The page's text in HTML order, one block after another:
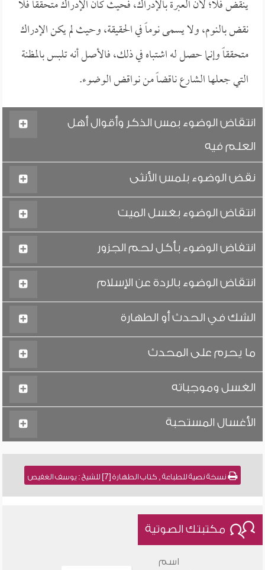
ينقض فلا؛ لأن العبرة بالإدراك، فحيث كان الإدراك متحققاً فلا
نقض بالنوم، ولا يسمى نوماً في الحقيقة، وحيث لم يكن الإدراك
متحققاً وإنما حصل له اشتباه في ذلك، فالأصل أنه تلبس بالمظنة
التي جعلها الشارع ناقضاً من نواقض الوضوء.
انتقاض الوضوء بمس الذكر وأقوال أهل
العلم فيه
نقض الوضوء بلمس الأنثى
انتقاض الوضوء بغسل الميت
انتفاض الوضوء بأكل لحم الجزور
انتقاض الوضوء بالردة عن الإسلام
الشك في الحدث أو الطهارة
ما يحرم على المحدث
الغسل وموجباته
الأغسال المستحبة
نسخة نصية للطباعة , كتاب الطهارة [7] للشيخ : يوسف الغفيص
مكتبتك الصوتية
اسم